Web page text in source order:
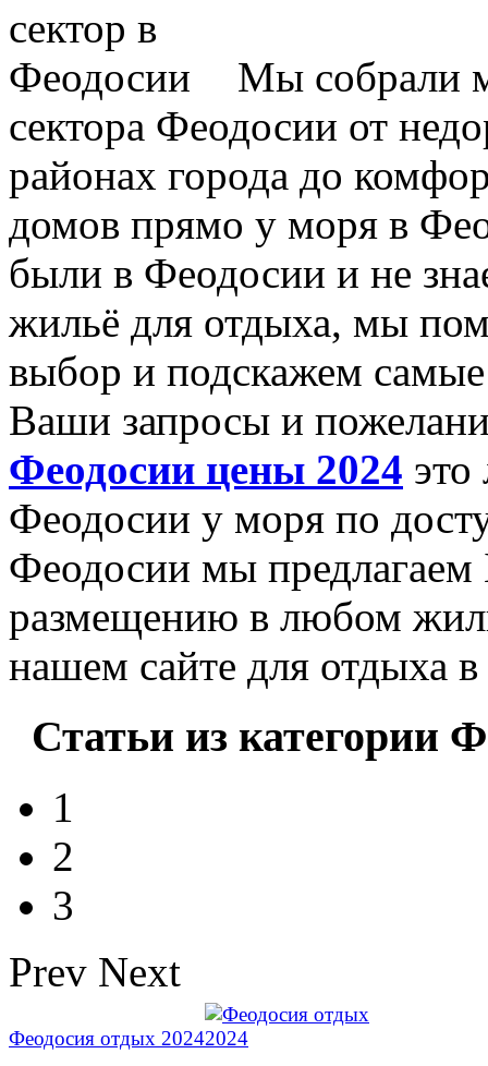
Мы собрали
сектора Феодосии от
районах города до
домов прямо у моря в
были в Феодосии и не
жильё для отдыха, мы
выбор и подскажем
Ваши запросы и
Феодосии цены 2024
Феодосии у моря по
Феодосии мы
размещению в любом
нашем сайте для отдыха
Статьи из категории
1
2
3
Prev Next
Феодосия отдых 2024